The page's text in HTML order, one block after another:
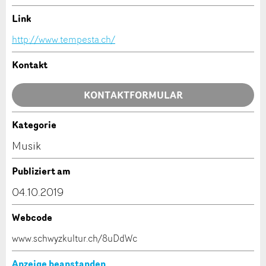
Ihr Feedback wird sehr geschätzt!
Allgemeines Feedback
Anzeige nicht mehr gültig
Nachricht
Empfehlen Sie diese Anzeige an Freunde weiter.
* Eingabe erforderlich
Schliessen
Link
http://www.tempesta.ch/
Kontakt
KONTAKTFORMULAR
Kontakt
Verfassen Sie eine Nachricht für die Kontaktpersonen
Kategorie
Musik
Publiziert am
04.10.2019
Webcode
www.schwyzkultur.ch/8uDdWc